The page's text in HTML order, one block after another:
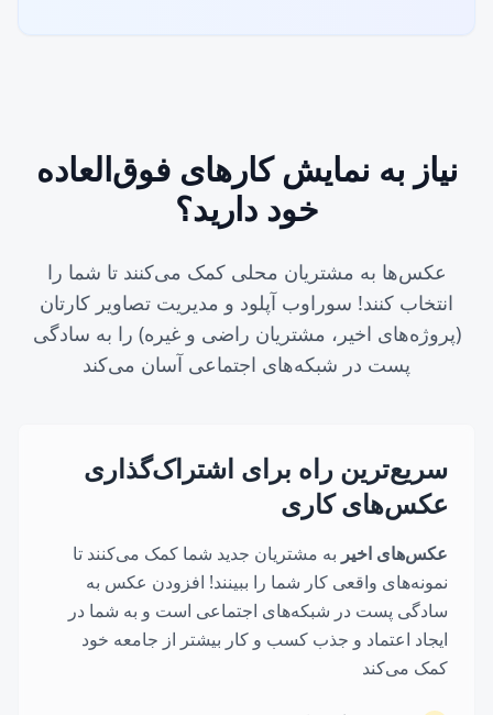
درمان صورت
پاکسازی، لایه‌برداری، ماسک و مرطوب‌کننده.
درمان‌های پوستی
نیاز به نمایش کارهای فوق‌العاده
خود دارید؟
عکس‌ها به مشتریان محلی کمک می‌کنند تا شما را
انتخاب کنند! سوراوب آپلود و مدیریت تصاویر کارتان
(پروژه‌های اخیر، مشتریان راضی و غیره) را به سادگی
پست در شبکه‌های اجتماعی آسان می‌کند
سریع‌ترین راه برای اشتراک‌گذاری
عکس‌های کاری
عکس‌های اخیر به مشتریان جدید شما کمک می‌کنند تا
نمونه‌های واقعی کار شما را ببینند! افزودن عکس به
سادگی پست در شبکه‌های اجتماعی است و به شما در
ایجاد اعتماد و جذب کسب و کار بیشتر از جامعه خود
کمک می‌کند